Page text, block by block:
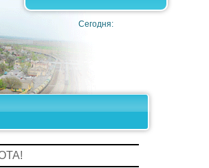
Сегодня: